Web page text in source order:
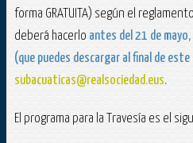
forma GRATUITA) según el
deberá hacerlo antes del 21 de
(que puedes descargar al final de
subacuaticas@realsociedad.eus.
El programa para la Travesía es el